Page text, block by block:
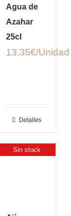
Agua de
Azahar
25cl
13,35€
Detalles
Sin stock